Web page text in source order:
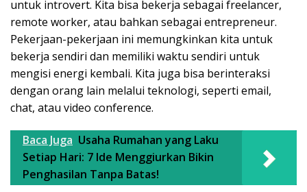
untuk introvert. Kita bisa bekerja sebagai freelancer,
remote worker, atau bahkan sebagai entrepreneur.
Pekerjaan-pekerjaan ini memungkinkan kita untuk
bekerja sendiri dan memiliki waktu sendiri untuk
mengisi energi kembali. Kita juga bisa berinteraksi
dengan orang lain melalui teknologi, seperti email,
chat, atau video conference.
Baca Juga Usaha Rumahan yang Laku
Setiap Hari: 7 Ide Menggiurkan Bikin
Penghasilan Tanpa Batas!